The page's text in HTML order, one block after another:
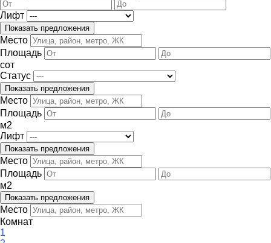
Лифт
Место
Площадь
сот
Статус
Место
Площадь
м2
Лифт
Место
Площадь
м2
Место
Комнат
1